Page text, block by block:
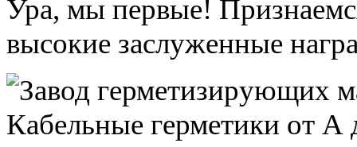
Ура, мы первые!
высокие заслуженные